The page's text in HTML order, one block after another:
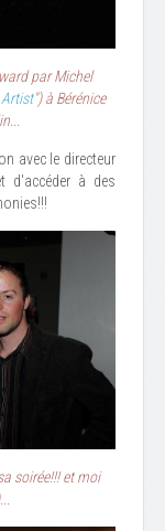
par Michel
") à Bérénice
avec le directeur
d'accéder à des
soirée!!! et moi